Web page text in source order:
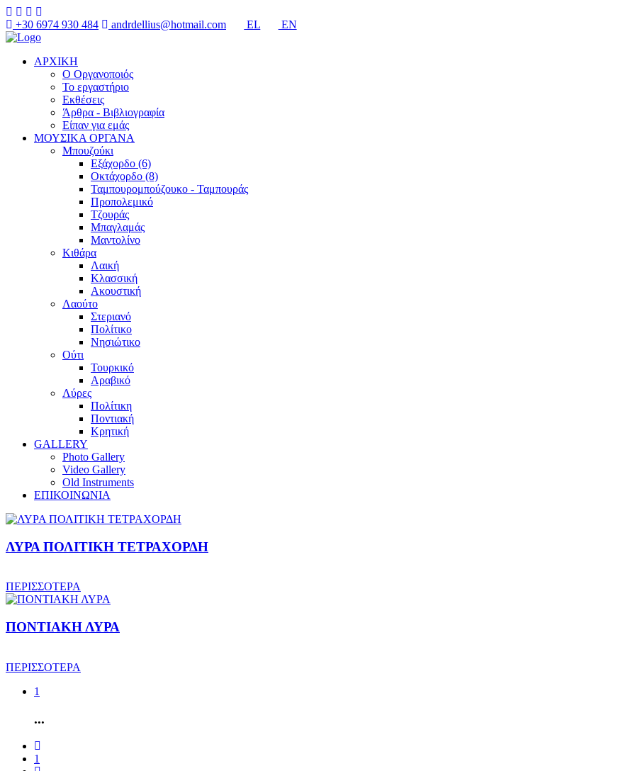
+30 6974 930 484 andrdellius@hotmail.com EL EN
ΑΡΧΙΚΗ
Ο Οργανοποιός
Το εργαστήριο
Εκθέσεις
Άρθρα - Βιβλιογραφία
Είπαν για εμάς
ΜΟΥΣΙΚΑ ΟΡΓΑΝΑ
Μπουζούκι
Εξάχορδο (6)
Οκτάχορδο (8)
Ταμπουρομπούζουκο - Ταμπουράς
Προπολεμικό
Τζουράς
Μπαγλαμάς
Μαντολίνο
Κιθάρα
Λαική
Κλασσική
Ακουστική
Λαούτο
Στεριανό
Πολίτικο
Νησιώτικο
Ούτι
Τουρκικό
Αραβικό
Λύρες
Πολίτικη
Ποντιακή
Κρητική
GALLERY
Photo Gallery
Video Gallery
Old Instruments
ΕΠΙΚΟΙΝΩΝΙΑ
ΛΥΡΑ ΠΟΛΙΤΙΚΗ ΤΕΤΡΑΧΟΡΔΗ
ΠΕΡΙΣΣΟΤΕΡΑ
ΠΟΝΤΙΑΚΗ ΛΥΡΑ
ΠΕΡΙΣΣΟΤΕΡΑ
1
...
1